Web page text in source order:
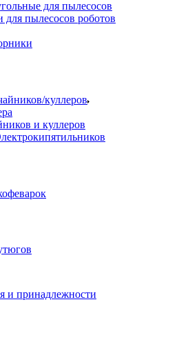
для пылесосов
для пылесосов роботов
куллеров
и куллеров
и принадлежности